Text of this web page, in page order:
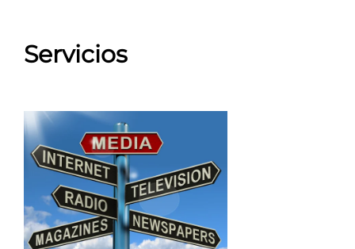
Servicios